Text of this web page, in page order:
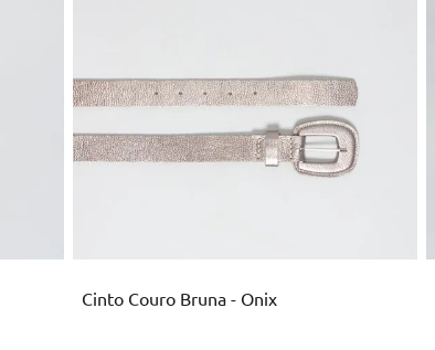
Cinto Couro Bruna - Onix